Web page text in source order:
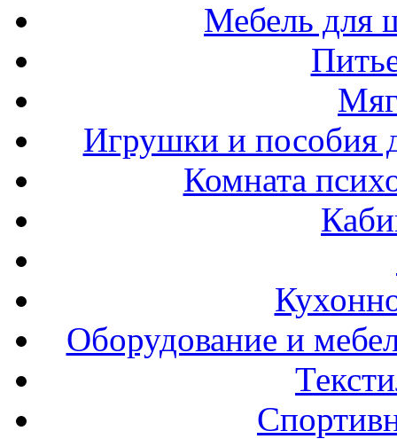
Мебель для
Игрушки и пособия
Комната
Оборудование и